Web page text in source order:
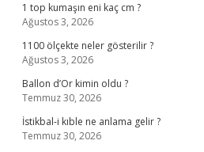
1 top kumaşın eni kaç cm ?
Ağustos 3, 2026
1100 ölçekte neler gösterilir ?
Ağustos 3, 2026
Ballon d’Or kimin oldu ?
Temmuz 30, 2026
İstikbal-i kıble ne anlama gelir ?
Temmuz 30, 2026